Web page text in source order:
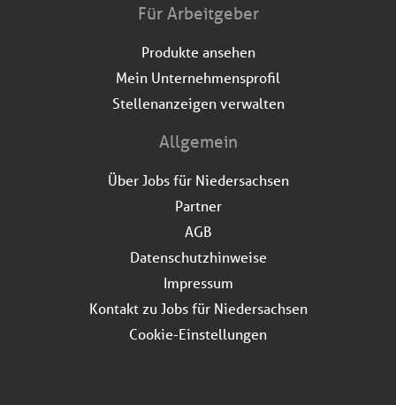
Für Arbeitgeber
Produkte ansehen
Mein Unternehmensprofil
Stellenanzeigen verwalten
Allgemein
Über Jobs für Niedersachsen
Partner
AGB
Datenschutzhinweise
Impressum
Kontakt zu Jobs für Niedersachsen
Cookie-Einstellungen